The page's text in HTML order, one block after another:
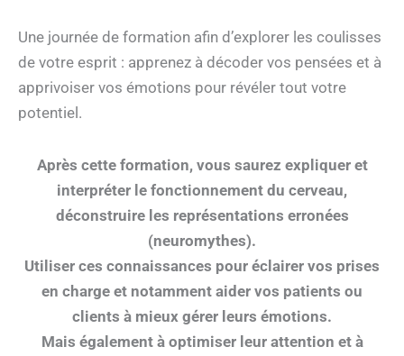
Une journée de formation afin d’explorer les coulisses
de votre esprit : apprenez à décoder vos pensées et à
apprivoiser vos émotions pour révéler tout votre
potentiel.
Après cette formation, vous saurez expliquer et
interpréter le fonctionnement du cerveau,
déconstruire les représentations erronées
(neuromythes).
Utiliser ces connaissances pour éclairer vos prises
en charge et notamment aider vos patients ou
clients à mieux gérer leurs émotions.
Mais également à optimiser leur attention et à